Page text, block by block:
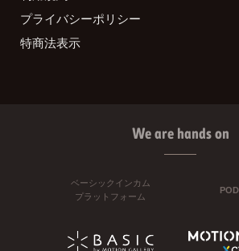
プライバシーポリシー
特商法表示
We are hands on
ベーシックインカム
プラットフォーム